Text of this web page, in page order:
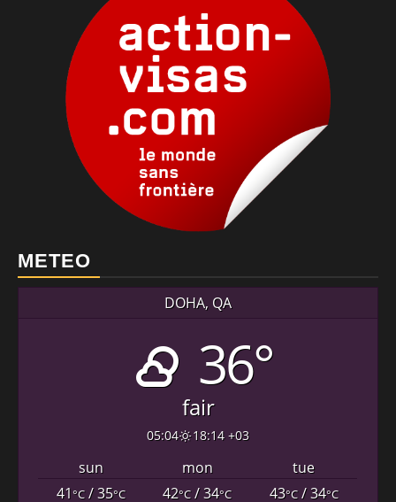
METEO
DOHA, QA
36°
fair
05:04 18:14 +03
sun mon
tue
41°C/ 35°C 42°C/ 34°C 43°C/ 34°C